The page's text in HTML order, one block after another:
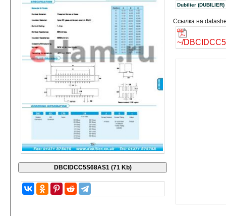
Dubilier (DUBILIER)
Ссылка на
~/